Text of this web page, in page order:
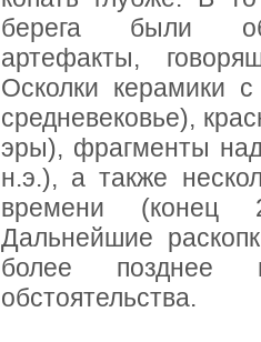
берега были
артефакты,
Осколки керамики
средневековье),
эры), фрагменты
н.э.), а также
времени (конец
Дальнейшие
более
обстоятельства.